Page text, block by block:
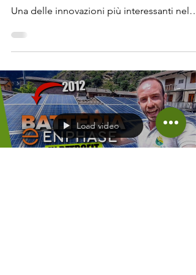
Video di supporto al contenuto
Una delle innovazioni più interessanti nel
campo dell’accumulo energetico è la
batteria al sale . A differenza delle batterie
agli ioni di litio, che attualmente dominano
mercato, queste batterie sfruttano il sodio –
una risorsa molto più comune e facile da
reperire. Il principio di funzionamento è
piuttosto innovativo: il sodio contenuto